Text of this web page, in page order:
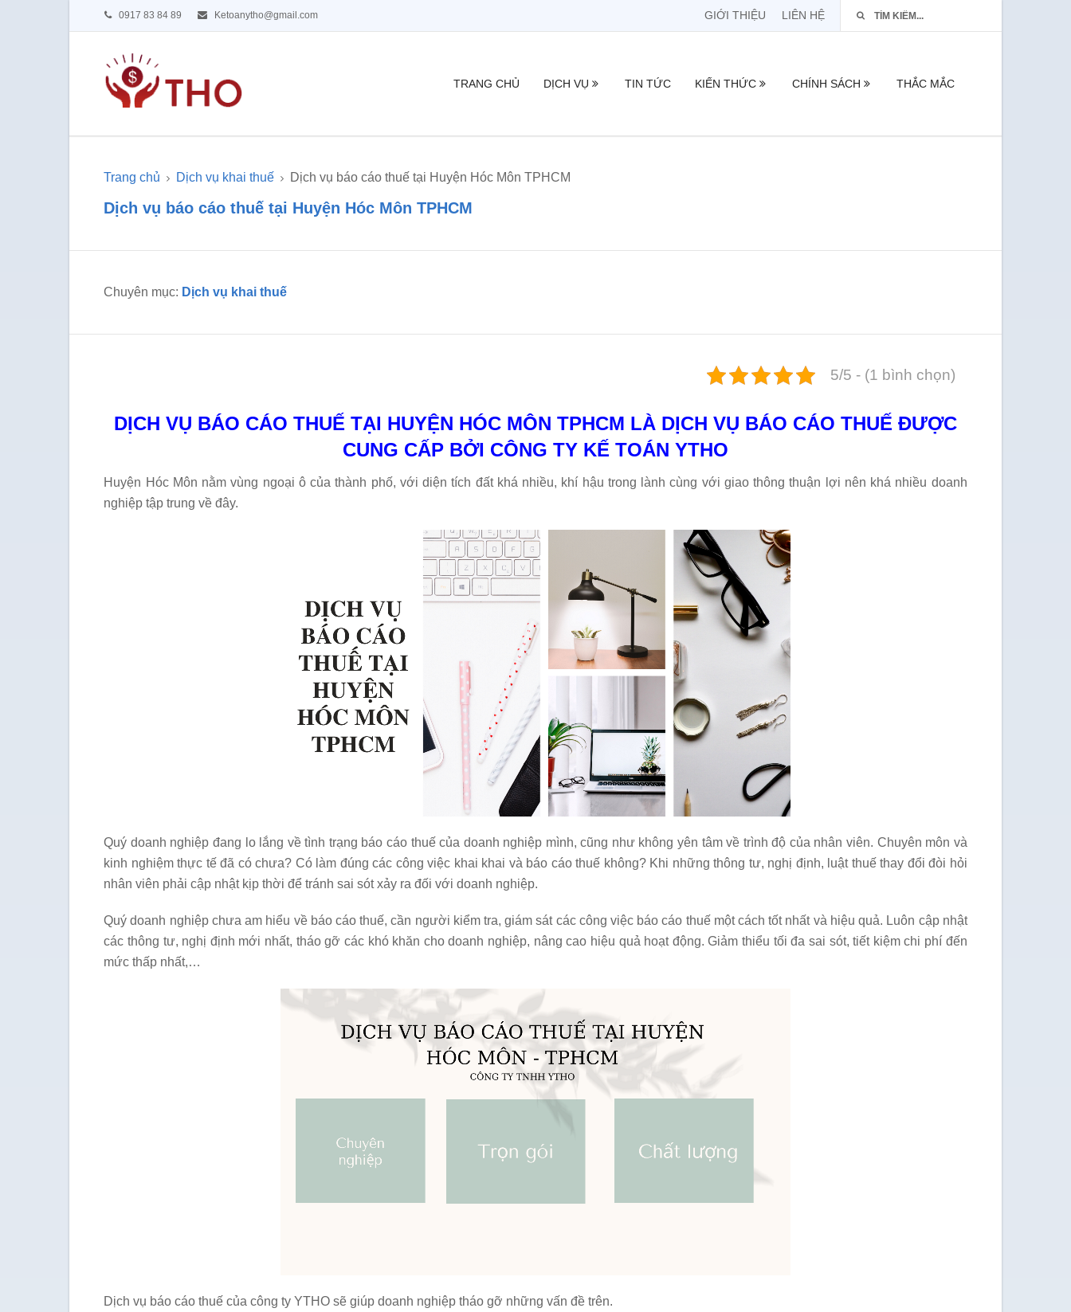
0917 83 84 89 Ketoanytho@gmail.com GIỚI THIỆU LIÊN HỆ
TRANG CHỦ DỊCH VỤ TIN TỨC KIẾN THỨC CHÍNH SÁCH THẮC MẮC
Trang chủ Dịch vụ khai thuế Dịch vụ báo cáo thuế tại Huyện Hóc Môn TPHCM
Dịch vụ báo cáo thuế tại Huyện Hóc Môn TPHCM
Chuyên mục: Dịch vụ khai thuế
5/5 - (1 bình chọn)
DỊCH VỤ BÁO CÁO THUẾ TẠI HUYỆN HÓC MÔN TPHCM LÀ DỊCH VỤ BÁO CÁO THUẾ ĐƯỢC
CUNG CẤP BỞI CÔNG TY KẾ TOÁN YTHO
Huyện Hóc Môn nằm vùng ngoại ô của thành phố, với diện tích đất khá nhiều, khí hậu trong lành cùng với giao thông thuận lợi nên khá nhiều doanh
nghiệp tập trung về đây.
Quý doanh nghiệp đang lo lắng về tình trạng báo cáo thuế của doanh nghiệp mình, cũng như không yên tâm về trình độ của nhân viên. Chuyên môn và
kinh nghiệm thực tế đã có chưa? Có làm đúng các công việc khai khai và báo cáo thuế không? Khi những thông tư, nghị định, luật thuế thay đổi đòi hỏi
nhân viên phải cập nhật kịp thời để tránh sai sót xảy ra đối với doanh nghiệp.
Quý doanh nghiệp chưa am hiểu về báo cáo thuế, cần người kiểm tra, giám sát các công việc báo cáo thuế một cách tốt nhất và hiệu quả. Luôn cập nhật
các thông tư, nghị định mới nhất, tháo gỡ các khó khăn cho doanh nghiệp, nâng cao hiệu quả hoạt động. Giảm thiểu tối đa sai sót, tiết kiệm chi phí đến
mức thấp nhất,…
Dịch vụ báo cáo thuế của công ty YTHO sẽ giúp doanh nghiệp tháo gỡ những vấn đề trên.